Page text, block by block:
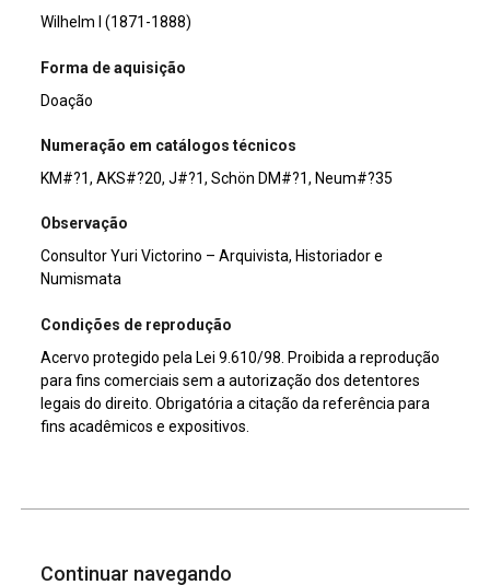
Wilhelm I (1871-1888)
Forma de aquisição
Doação
Numeração em catálogos técnicos
KM#?1, AKS#?20, J#?1, Schön DM#?1, Neum#?35
Observação
Consultor Yuri Victorino – Arquivista, Historiador e
Numismata
Condições de reprodução
Acervo protegido pela Lei 9.610/98. Proibida a reprodução
para fins comerciais sem a autorização dos detentores
legais do direito. Obrigatória a citação da referência para
fins acadêmicos e expositivos.
Continuar navegando